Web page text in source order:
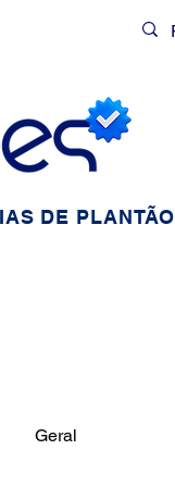
Geral
DE PLANTÃO